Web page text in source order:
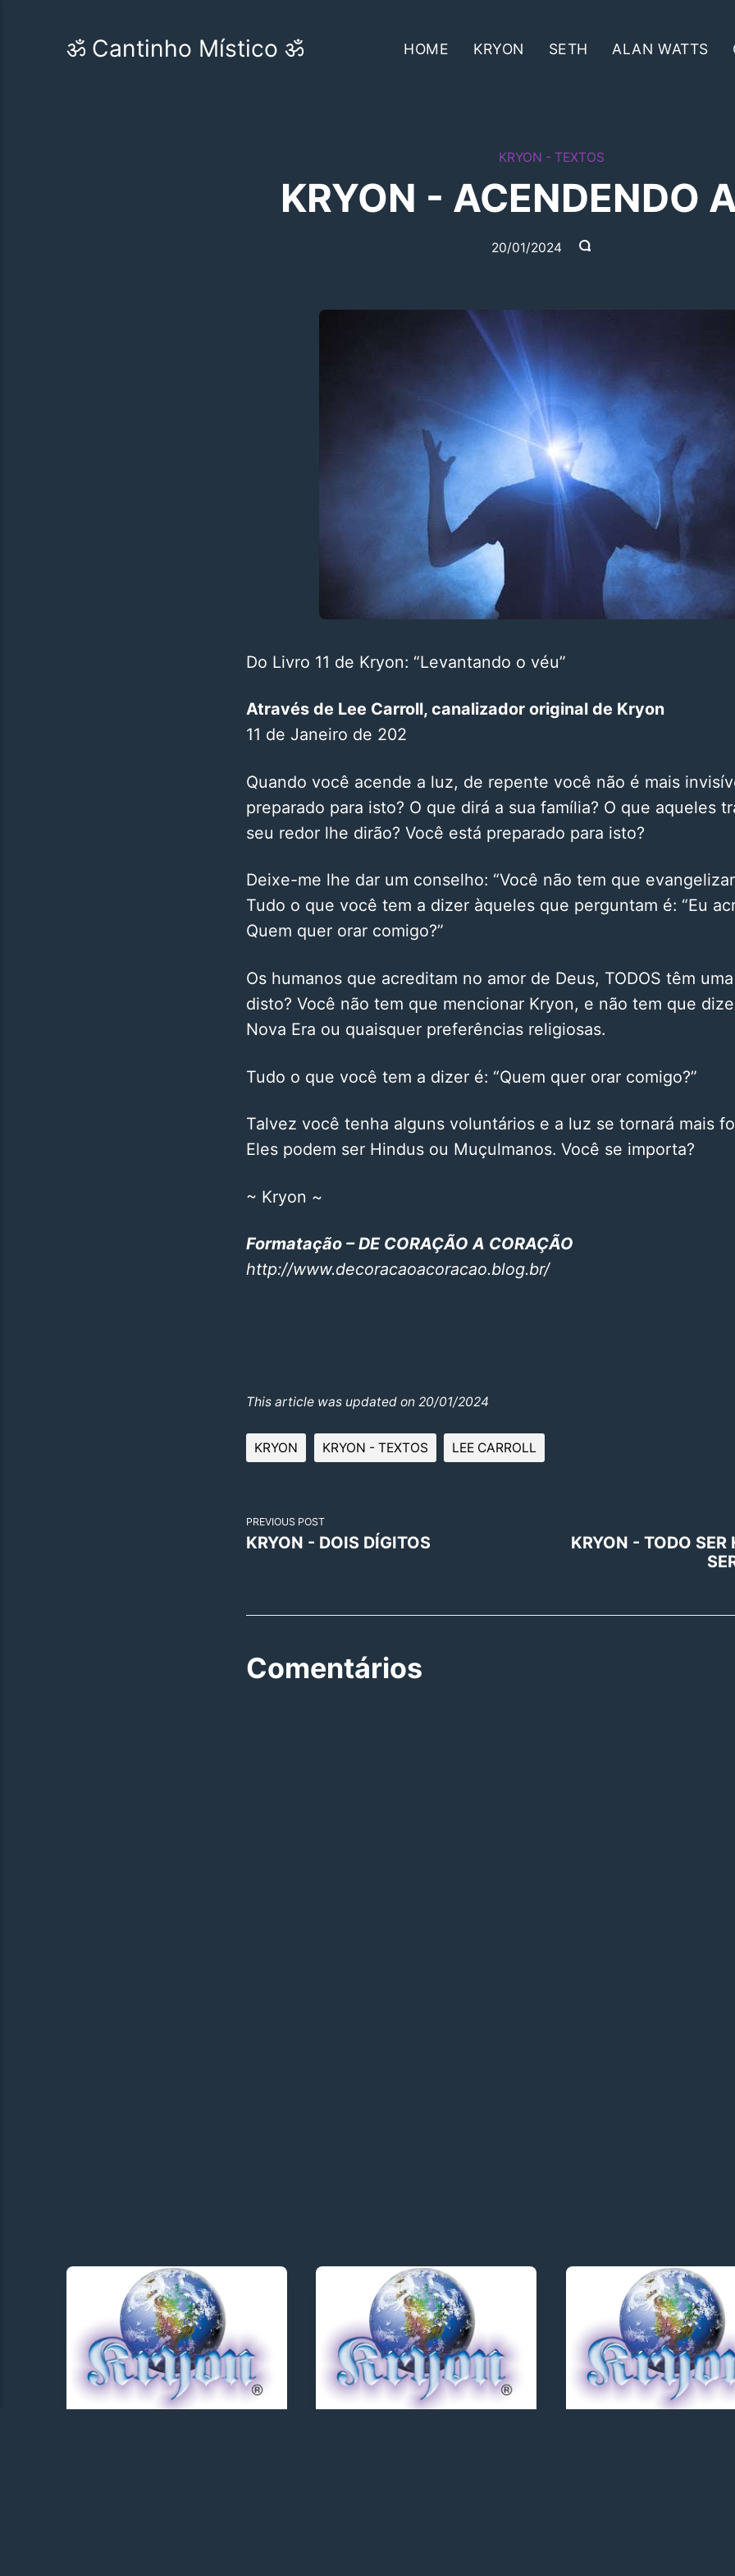
ॐ Cantinho Místico ॐ HOME KRYON SETH ALAN WATTS
KRYON - TEXTOS
KRYON - ACENDENDO
20/01/2024
Do Livro 11 de Kryon: “Levantando o véu”
Através de Lee Carroll, canalizador original de Kryon
11 de Janeiro de 202
Quando você acende a luz, de repente você não é mais
preparado para isto? O que dirá a sua família? O que aqueles
seu redor lhe dirão? Você está preparado para isto?
Deixe-me lhe dar um conselho: “Você não tem que
Tudo o que você tem a dizer àqueles que perguntam é: “Eu
Quem quer orar comigo?”
Os humanos que acreditam no amor de Deus, TODOS têm
disto? Você não tem que mencionar Kryon, e não tem que
Nova Era ou quaisquer preferências religiosas.
Tudo o que você tem a dizer é: “Quem quer orar comigo?”
Talvez você tenha alguns voluntários e a luz se tornará mais
Eles podem ser Hindus ou Muçulmanos. Você se importa?
~ Kryon ~
Formatação – DE CORAÇÃO A CORAÇÃO
http://www.decoracaoacoracao.blog.br/
This article was updated on 20/01/2024
KRYON KRYON - TEXTOS LEE CARROLL
PREVIOUS POST
KRYON - DOIS DÍGITOS
KRYON - TODO
Comentários